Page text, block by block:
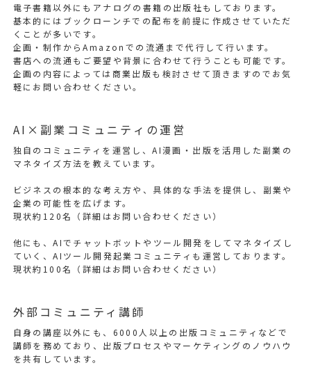
電子書籍以外にもアナログの書籍の出版社もしております。
基本的にはブックローンチでの配布を前提に作成させていただ
くことが多いです。
企画・制作からAmazonでの流通まで代行して行います。
書店への流通もご要望や背景に合わせて行うことも可能です。
企画の内容によっては商業出版も検討させて頂きますのでお気
軽にお問い合わせください。
AI×副業コミュニティの運営
独自のコミュニティを運営し、AI漫画・出版を活用した副業の
マネタイズ方法を教えています。
ビジネスの根本的な考え方や、具体的な手法を提供し、副業や
企業の可能性を広げます。
現状約120名（詳細はお問い合わせください）
他にも、AIでチャットボットやツール開発をしてマネタイズし
ていく、AIツール開発起業コミュニティも運営しております。
現状約100名（詳細はお問い合わせください）
外部コミュニティ講師
自身の講座以外にも、6000人以上の出版コミュニティなどで
講師を務めており、出版プロセスやマーケティングのノウハウ
を共有しています。